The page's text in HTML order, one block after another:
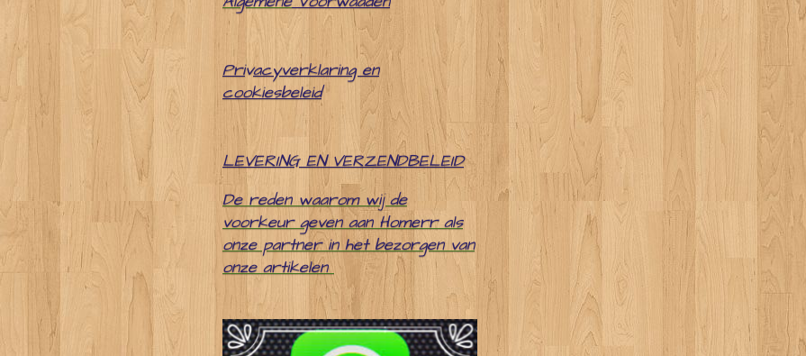
Privacyverklaring en
cookiesbeleid
LEVERING EN VERZENDBELEID
De reden waarom wij de
voorkeur geven aan Homerr als
onze partner in het bezorgen van
onze artikelen